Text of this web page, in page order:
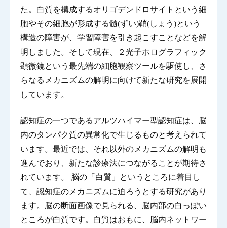
た。白質を構成するオリゴデンドロサイトという細
胞やその細胞が形成する髄(ずい)鞘(しょう)という
構造の障害が、学習障害を引き起こすことなどを解
明しました。そして現在、２光子ホログラフィック
顕微鏡という最先端の細胞観察ツールを駆使し、さ
らなるメカニズムの解明に向けて新たな研究を展開
しています。
認知症の一つであるアルツハイマー型認知症は、脳
内のタンパク質の異常化で生じるものと考えられて
います。最近では、それ以外のメカニズムの解明も
進んでおり、新たな診療法につながることが期待さ
れています。 脳の「白質」というところに着目し
て、認知症のメカニズムに迫ろうとする研究があり
ます。脳の断面画像で見られる、脳内部の白っぽい
ところが白質です。白質はおもに、脳内ネットワー